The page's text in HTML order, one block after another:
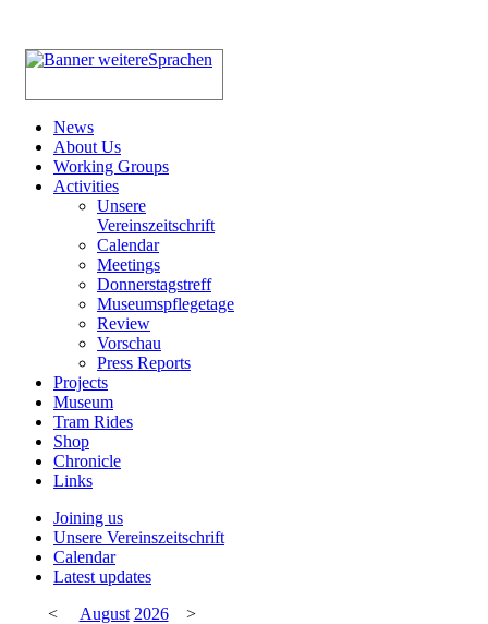
News
About Us
Working Groups
Activities
Unsere
Vereinszeitschrift
Calendar
Meetings
Donnerstagstreff
Museumspflegetage
Review
Vorschau
Press Reports
Projects
Museum
Tram Rides
Shop
Chronicle
Links
Joining us
Unsere Vereinszeitschrift
Calendar
Latest updates
<
August 2026
>